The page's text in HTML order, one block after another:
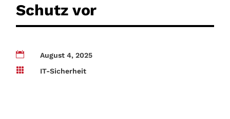
Schutz vor

August 4, 2025

IT-Sicherheit